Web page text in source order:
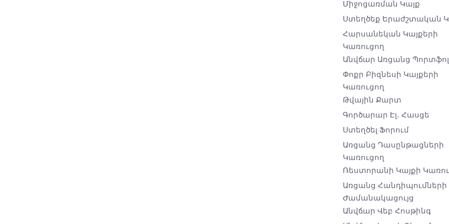
Միջոցառման Կայք
Ստեղծեք Երաժշտական
Հարսանեկան Կայքերի
Կառուցող
Անվճար Առցանց
Փոքր Բիզնեսի Կայքերի
Կառուցող
Թվային Քարտ
Գործարար Էլ․ Հասցե
Ստեղծել Ֆորում
Առցանց Դասընթացների
Կառուցող
Ռեստորանի Կայքի
Առցանց Հանդիպումների
Ժամանակացույց
Անվճար Վեբ Հոսթինգ